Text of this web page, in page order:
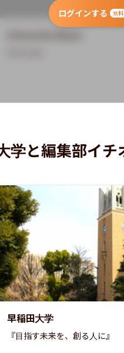
ログインする 無料
学と編集部イ
早稲田大学
『目指す未来を、創る人に』